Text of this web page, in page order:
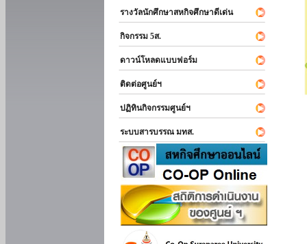
รางวัลนักศึกษาสหกิจศึกษาดีเด่น
กิจกรรม 5ส.
ดาวน์โหลดแบบฟอร์ม
ติดต่อศูนย์ฯ
ปฏิทินกิจกรรมศูนย์ฯ
ระบบสารบรรณ มทส.